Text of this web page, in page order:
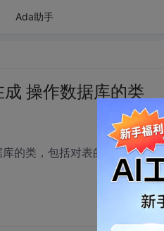
Ada助手
操作数据库的类
的类，包括对表的增加、删